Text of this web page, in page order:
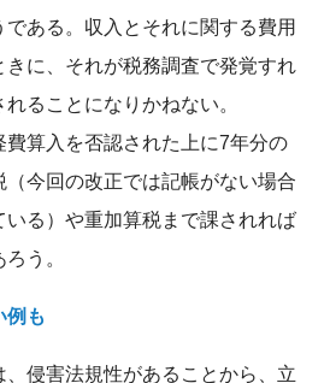
ある。収入とそれに関する費用
に、それが税務調査で発覚すれ
ることになりかねない。
算入を否認された上に7年分の
今回の改正では記帳がない場合
る）や重加算税まで課されれば
う。
例も
侵害法規性があることから、立